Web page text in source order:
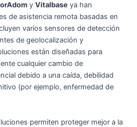
y Vitalbase ya han
de asistencia remota basadas en
varios sensores de detección
de geolocalización y
están diseñadas para
cualquier cambio de
debido a una caída, debilidad
(por ejemplo, enfermedad de
permiten proteger mejor a la